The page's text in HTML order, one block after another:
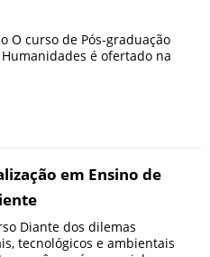
O curso de Pós-graduação
é ofertado na
em Ensino de
Diante dos dilemas
tecnológicos e ambientais